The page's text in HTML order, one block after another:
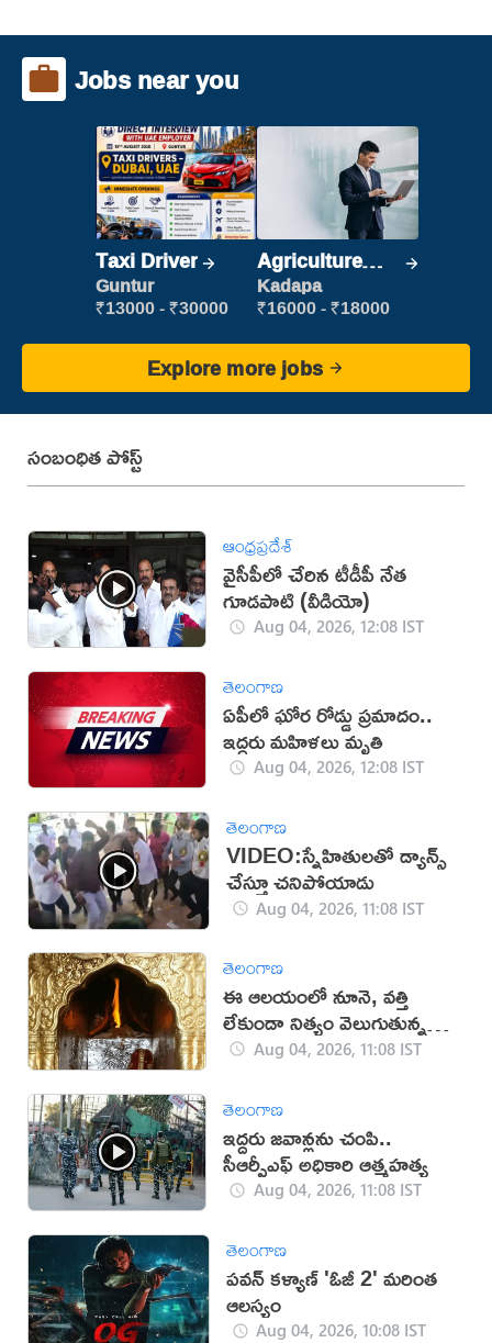
Jobs near you
Taxi Driver
Guntur
₹13000 - ₹30000
Agriculture
Labour
Kadapa
₹16000 - ₹18000
Explore more jobs
సంబంధిత పోస్ట్
ఆంధ్రప్రదేశ్
వైసీపీలో చేరిన టీడీపీ నేత
గూడ‌పాటి (వీడియో)
Aug 04, 2026, 12:08 IST
తెలంగాణ
ఏపీలో ఘోర రోడ్డు ప్రమాదం..
ఇద్దరు మహిళలు మృతి
Aug 04, 2026, 12:08 IST
తెలంగాణ
VIDEO:స్నేహితులతో డ్యాన్స్
చేస్తూ చనిపోయాడు
Aug 04, 2026, 11:08 IST
తెలంగాణ
ఈ ఆలయంలో నూనె, వత్తి
లేకుండా నిత్యం వెలుగుతున్న
జ్వాలలుAug 04, 2026, 11:08 IST
తెలంగాణ
ఇద్దరు జవాన్లను చంపి..
సీఆర్పీఎఫ్ అధికారి ఆత్మహత్య
Aug 04, 2026, 11:08 IST
తెలంగాణ
పవన్ కళ్యాణ్ 'ఓజీ 2' మరింత
ఆలస్యం
Aug 04, 2026, 10:08 IST